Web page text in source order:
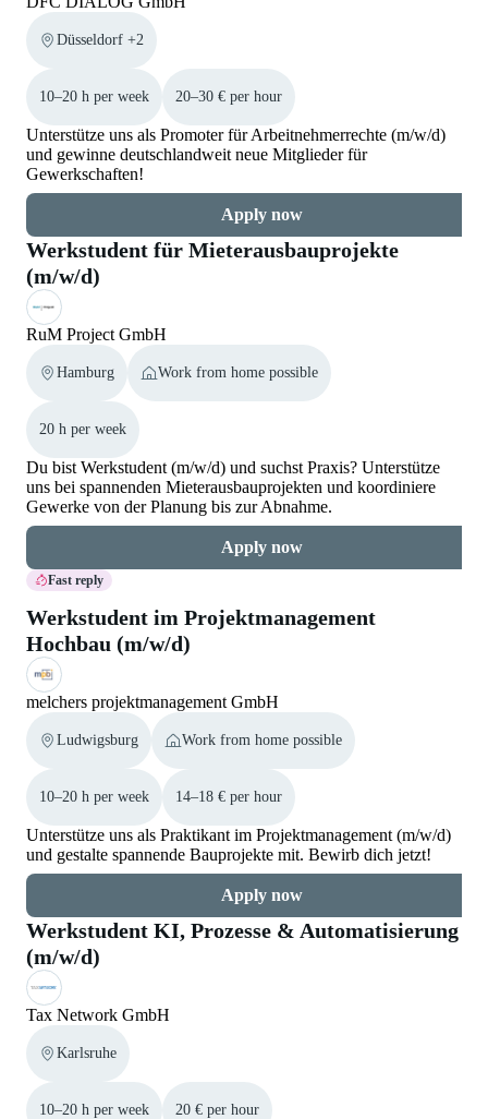
Düsseldorf +2
10–20 h per week 20–30 € per hour
Unterstütze uns als Promoter für Arbeitnehmerrechte (m/w/d)
und gewinne deutschlandweit neue Mitglieder für
Gewerkschaften!
Apply now
Werkstudent für Mieterausbauprojekte
(m/w/d)
RuM Project GmbH
Hamburg Work from home possible
20 h per week
Du bist Werkstudent (m/w/d) und suchst Praxis? Unterstütze
uns bei spannenden Mieterausbauprojekten und koordiniere
Gewerke von der Planung bis zur Abnahme.
Apply now
Fast reply
Werkstudent im Projektmanagement
Hochbau (m/w/d)
melchers projektmanagement GmbH
Ludwigsburg Work from home possible
10–20 h per week 14–18 € per hour
Unterstütze uns als Praktikant im Projektmanagement (m/w/d)
und gestalte spannende Bauprojekte mit. Bewirb dich jetzt!
Apply now
Werkstudent KI, Prozesse & Automatisierung
(m/w/d)
Tax Network GmbH
Karlsruhe
10–20 h per week 20 € per hour